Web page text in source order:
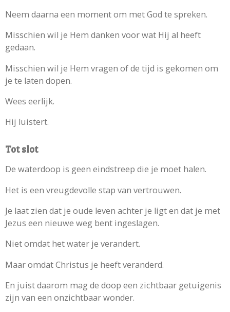
Neem daarna een moment om met God te spreken.
Misschien wil je Hem danken voor wat Hij al heeft
gedaan.
Misschien wil je Hem vragen of de tijd is gekomen om
je te laten dopen.
Wees eerlijk.
Hij luistert.
Tot slot
De waterdoop is geen eindstreep die je moet halen.
Het is een vreugdevolle stap van vertrouwen.
Je laat zien dat je oude leven achter je ligt en dat je met
Jezus een nieuwe weg bent ingeslagen.
Niet omdat het water je verandert.
Maar omdat Christus je heeft veranderd.
En juist daarom mag de doop een zichtbaar getuigenis
zijn van een onzichtbaar wonder.